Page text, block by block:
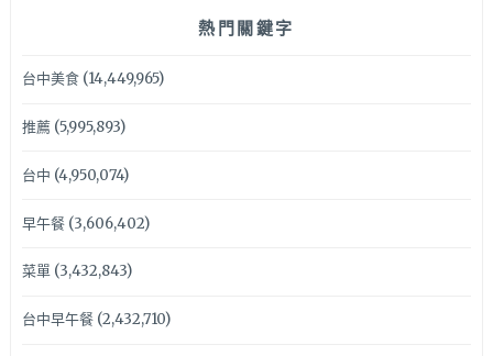
熱門關鍵字
台中美食(14,449,965)
推薦(5,995,893)
台中 (4,950,074)
早午餐(3,606,402)
菜單(3,432,843)
台中早午餐(2,432,710)